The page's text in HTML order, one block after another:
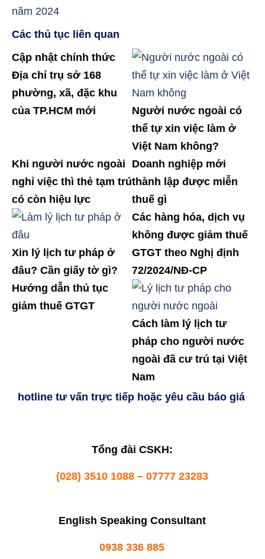
năm 2024
Các thủ tục liên quan
Cập nhật chính thức
Địa chỉ trụ sở 168
phường, xã, đặc khu
của TP.HCM mới
Người nước ngoài có
thể tự xin việc làm ở
Việt Nam không?
Khi người nước ngoài
nghỉ việc thì thẻ tạm trú
có còn hiệu lực
Doanh nghiệp mới
thành lập được miễn
thuế gì
Xin lý lịch tư pháp ở
đâu? Cần giấy tờ gì?
Các hàng hóa, dịch vụ
không được giảm thuế
GTGT theo Nghị định
72/2024/NĐ-CP
Hướng dẫn thủ tục
giảm thuế GTGT
Cách làm lý lịch tư
pháp cho người nước
ngoài đã cư trú tại Việt
Nam
hotline tư vấn trực tiếp hoặc yêu cầu báo giá
Tổng đài CSKH:
(028) 3510 1088 – 07777 23283
English Speaking Consultant
0938 336 885